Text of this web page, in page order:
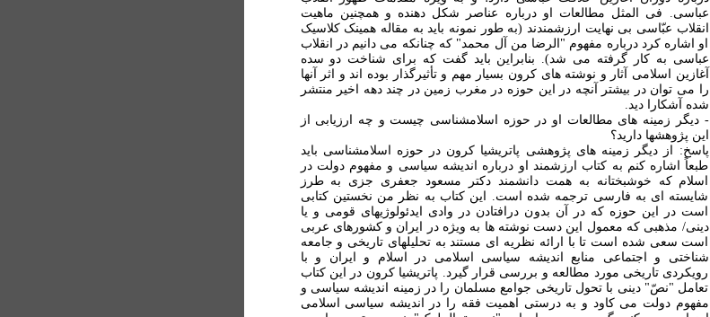
عباسی. فی المثل مطالعات او درباره عناصر شکل دهنده و همچنين ماهيت
انقلاب عبّاسی بی نهايت ارزشمندند (به طور نمونه بايد به مقاله همینک کلاسيک
او اشاره کرد درباره مفهوم "الرضا من آل محمد" که چنانکه می دانیم در انقلاب
عباسی به کار گرفته می شد). بنابراين بايد گفت که برای شناخت دو سده
آغازين اسلامی آثار و نوشته های کرون بسيار مهم و تأثيرگذار بوده اند و اثر آنها
را می توان در بيشتر آنچه در اين حوزه در مغرب زمين در چند دهه اخير منتشر
شده آشکارا ديد.
- ديگر زمينه های مطالعات او در حوزه اسلامشناسی چيست و چه ارزيابی از
اين پژوهشها داريد؟
پاسخ: از ديگر زمينه های پژوهشی پاتريشيا کرون در حوزه اسلامشناسی بايد
طبعاً اشاره کنم به کتاب ارزشمند او درباره اندیشه سیاسی و مفهوم دولت در
اسلام که خوشبختانه به همت دانشمند دکتر مسعود جعفری جزی به طرز
شایسته ای به فارسی ترجمه شده است. اين کتاب به نظر من نخستين کتابی
است در اين حوزه که در آن بدون درافتادن در وادی ايدئولوژيهای قومی و يا
دينی/ مذهبی که معمول اين دست نوشته ها به ويژه در ايران و کشورهای عربی
است سعی شده است تا با ارائه نظريه ای مستند به تحليلهای تاريخی و جامعه
شناختی و اجتماعی منابع انديشه سياسی اسلامی در اسلام و ايران و با
رويکردی تاريخی مورد مطالعه و بررسی قرار گيرد. پاتريشيا کرون در اين کتاب
تعامل "نصّ" دينی با تحول تاريخی جوامع مسلمان را در زمينه انديشه سياسی و
مفهوم دولت می کاود و به درستی اهميت فقه را در انديشه سياسی اسلامی